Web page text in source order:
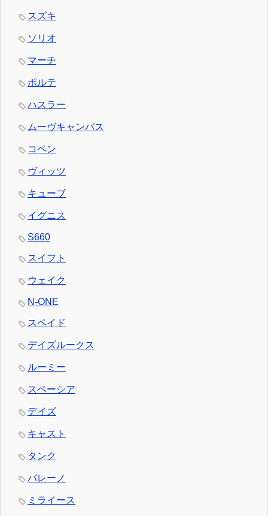
スズキ
ソリオ
マーチ
ポルテ
ハスラー
ムーヴキャンバス
コペン
ヴィッツ
キューブ
イグニス
S660
スイフト
ウェイク
N-ONE
スペイド
デイズルークス
ルーミー
スペーシア
デイズ
キャスト
タンク
バレーノ
ミライース